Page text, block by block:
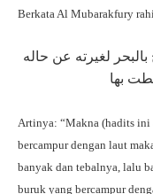
Berkata Al Mubarakfury
لغيرته عن حاله
بها
Artinya: “Makna (hadits ini
bercampur dengan laut
banyak dan tebalnya, lalu
buruk yang bercampur